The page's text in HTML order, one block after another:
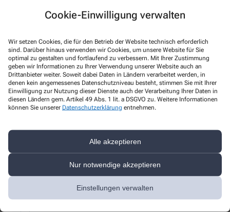
Cookie-Einwilligung verwalten
Wir setzen Cookies, die für den Betrieb der Website technisch erforderlich
sind. Darüber hinaus verwenden wir Cookies, um unsere Website für Sie
optimal zu gestalten und fortlaufend zu verbessern. Mit Ihrer Zustimmung
geben wir Informationen zu Ihrer Verwendung unserer Website auch an
Drittanbieter weiter. Soweit dabei Daten in Ländern verarbeitet werden, in
denen kein angemessenes Datenschutzniveau besteht, stimmen Sie mit Ihrer
Einwilligung zur Nutzung dieser Dienste auch der Verarbeitung Ihrer Daten in
diesen Ländern gem. Artikel 49 Abs. 1 lit. a DSGVO zu. Weitere Informationen
können Sie unserer Datenschutzerklärung entnehmen.
Alle akzeptieren
Nur notwendige akzeptieren
Einstellungen verwalten
Aktionen in unserer Apotheke.
Melden Sie sich hier an und sichern Sie sich
Ihren 10% Gutschein* für unsere Apotheke